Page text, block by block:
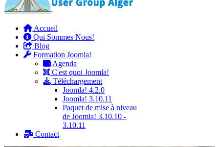
Accueil
Qui Sommes Nous!
Blog
Formation Joomla!
Agenda
C'est quoi Joomla!
Téléchargement
Joomla! 4.2.0
Joomla! 3.10.11
Paquet de mise à niveau
de Joomla! 3.10.10 -
3.10.11
Contact